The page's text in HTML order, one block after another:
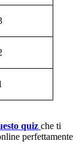
quiz che ti
perfettamente